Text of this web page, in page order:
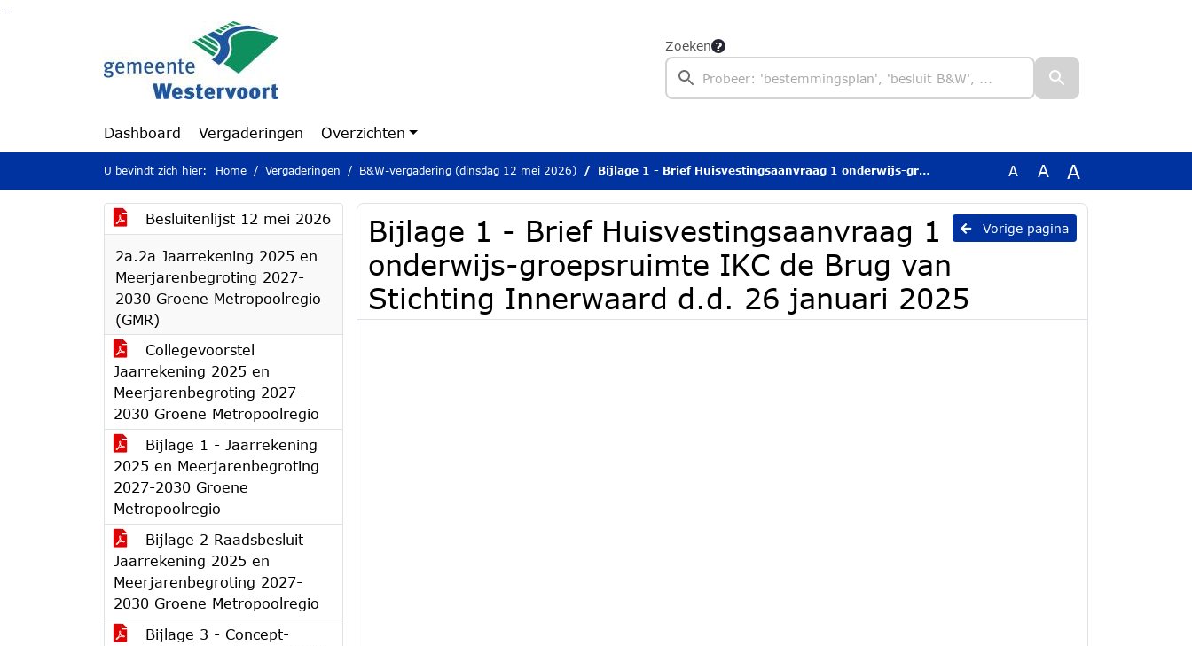
Ga naar de inhoud van deze pagina
Zoeken
Dashboard Vergaderingen Overzichten
U bevindt zich hier: Home Vergaderingen B&W-vergadering (dinsdag 12 mei 2026) Bijlage 1 - Brief Huisvestingsaanvraag 1 onderwijs-groepsruimte IKC de Brug van Stichting Innerwaard d.d. 26 januari 2025 A A A
Besluitenlijst 12 mei 2026
2a.2a Jaarrekening 2025 en
Meerjarenbegroting 2027-
2030 Groene Metropoolregio
(GMR)
Collegevoorstel
Jaarrekening 2025 en
Meerjarenbegroting 2027-
2030 Groene Metropoolregio
Bijlage 1 - Jaarrekening
2025 en Meerjarenbegroting
2027-2030 Groene
Metropoolregio
Bijlage 2 Raadsbesluit
Jaarrekening 2025 en
Meerjarenbegroting 2027-
2030 Groene Metropoolregio
Bijlage 3 - Concept-
Vorige pagina
Bijlage 1 - Brief Huisvestingsaanvraag 1
onderwijs-groepsruimte IKC de Brug van
Stichting Innerwaard d.d. 26 januari 2025